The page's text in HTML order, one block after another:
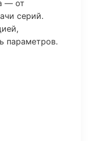
— от
серий.
параметров.